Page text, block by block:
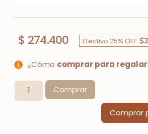
$ 274.400 Efectivo 25% OFF:
¿Cómo comprar para regalar
Comprar
Comprar